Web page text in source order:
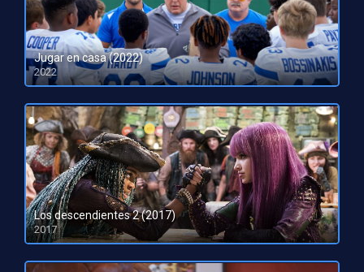
Jugar en casa (2022)
2022
HD 1080pHD 720p
Los descendientes 2 (2017)
2017
HD 720p